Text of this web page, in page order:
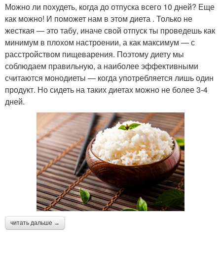
Можно ли похудеть, когда до отпуска всего 10 дней? Еще
как можно! И поможет нам в этом диета . Только не
жесткая — это табу, иначе свой отпуск ты проведешь как
минимум в плохом настроении, а как максимум — с
расстройством пищеварения. Поэтому диету мы
соблюдаем правильную, а наиболее эффективными
считаются монодиеты — когда употребляется лишь один
продукт. Но сидеть на таких диетах можно не более 3-4
дней.
читать дальше →